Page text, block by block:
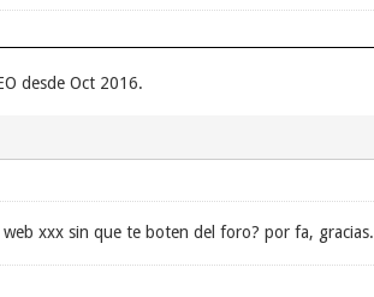
desde Oct 2016.
xxx sin que te boten del foro? por fa, gracias.